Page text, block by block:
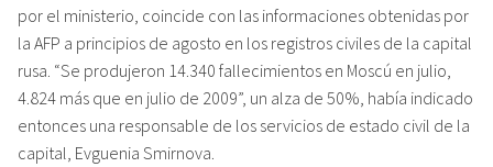
por el ministerio, coincide con las informaciones obtenidas por
la AFP a principios de agosto en los registros civiles de la capital
rusa. “Se produjeron 14.340 fallecimientos en Moscú en julio,
4.824 más que en julio de 2009”, un alza de 50%, había indicado
entonces una responsable de los servicios de estado civil de la
capital, Evguenia Smirnova.